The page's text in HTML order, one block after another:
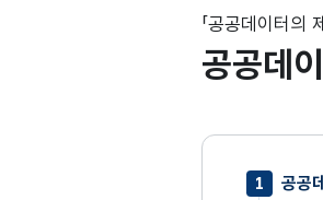
「공공데이터
공공데
1
공공